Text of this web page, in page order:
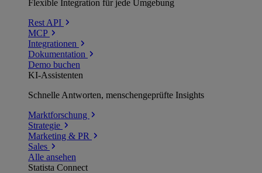
Flexible Integration für jede Umgebung
Rest API
MCP
Integrationen
Dokumentation
Demo buchen
KI-Assistenten
Schnelle Antworten, menschengeprüfte Insights
Marktforschung
Strategie
Marketing & PR
Sales
Alle ansehen
Statista Connect